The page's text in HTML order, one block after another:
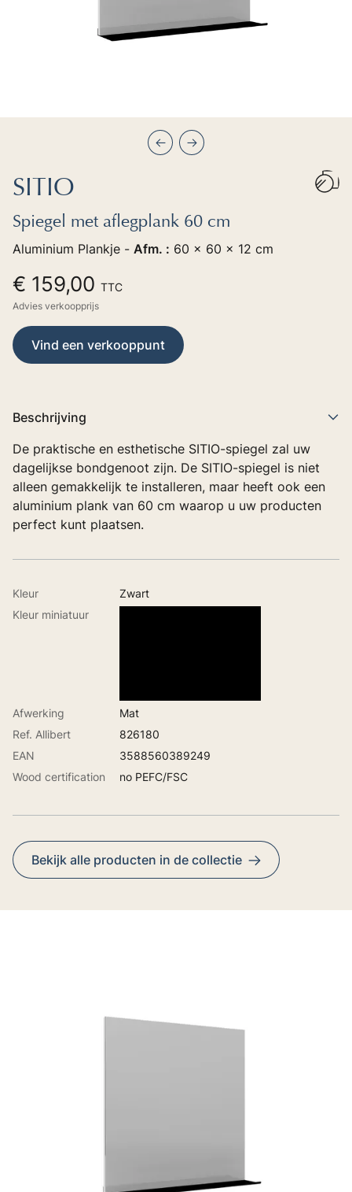
PrécédentSuivant
SITIO
Spiegel met aflegplank 60 cm
Aluminium Plankje - Afm. : 60 x 60 x 12 cm
€ 159,00 TTC
Advies verkoopprijs
Vind een verkooppunt
Beschrijving
De praktische en esthetische SITIO-spiegel zal uw
dagelijkse bondgenoot zijn. De SITIO-spiegel is niet
alleen gemakkelijk te installeren, maar heeft ook een
aluminium plank van 60 cm waarop u uw producten
perfect kunt plaatsen.
Kleur
Zwart
Kleur miniatuur
Afwerking
Mat
Ref. Allibert
826180
EAN
3588560389249
Wood certification
no PEFC/FSC
Bekijk alle producten in de collectie